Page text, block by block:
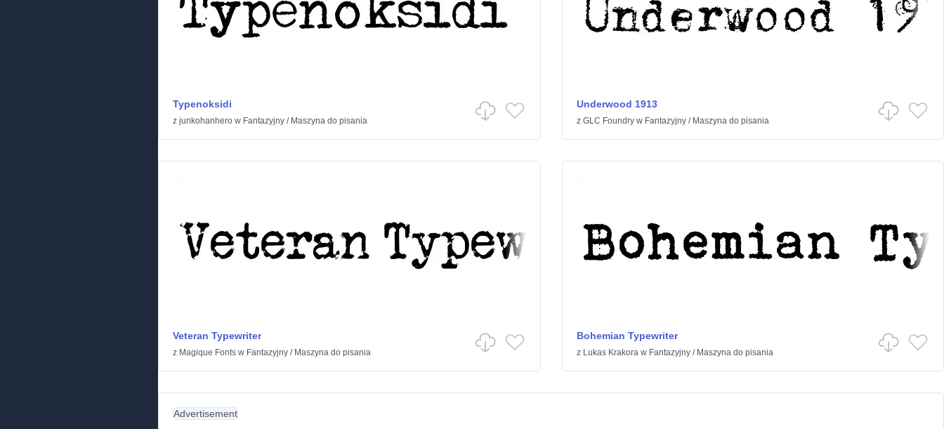
Typenoksidi
z junkohanhero w Fantazyjny / Maszyna do pisania
Underwood 1913
z GLC Foundryw Fantazyjny/ Maszyna do pisania
Veteran Typewriter
z Magique Fonts w Fantazyjny / Maszyna do pisania
Bohemian Typewriter
z Lukas Krakoraw Fantazyjny/ Maszyna do pisania
Advertisement